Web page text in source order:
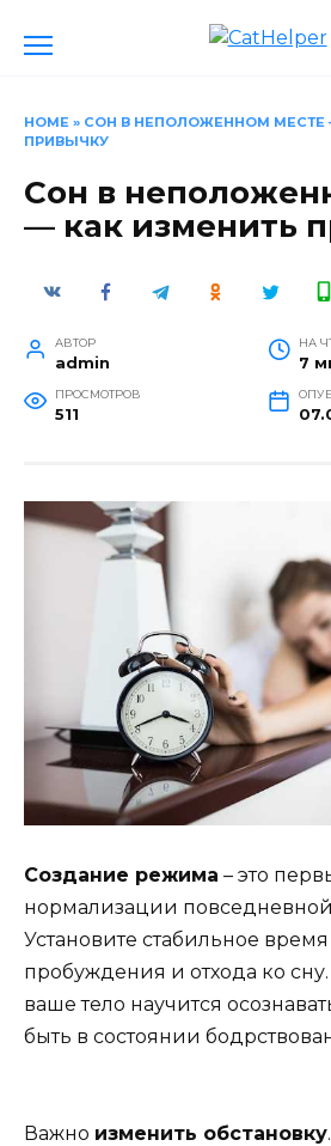
HOME » СОН В НЕПОЛОЖЕННОМ МЕСТЕ
ПРИВЫЧКУ
Сон в
— как изменить
АВТОР
admin
НА
7
ПРОСМОТРОВ
511
Создание режима – это
нормализации повседневной
Установите стабильное
пробуждения и отхода ко
ваше тело научится
быть в состоянии
Важно изменить обстановку